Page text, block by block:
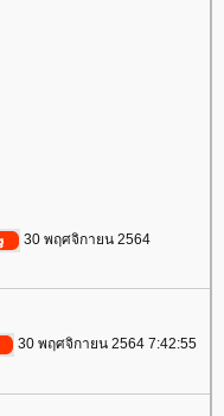
30 พฤศจิกายน 2564
30 พฤศจิกายน 2564 7:42:55